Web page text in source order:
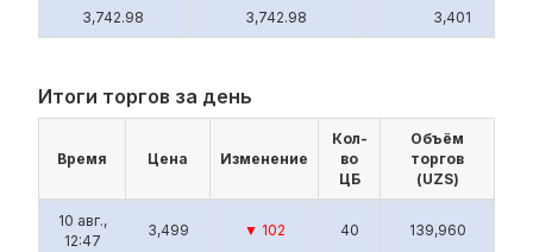
3,742.98 3,742.98 3,401
Итоги торгов за день
Время Цена Изменение
Кол-
во
ЦБ
Объём
торгов
(UZS)
10 авг.,
12:47
3,499 ▼ 102 40 139,960